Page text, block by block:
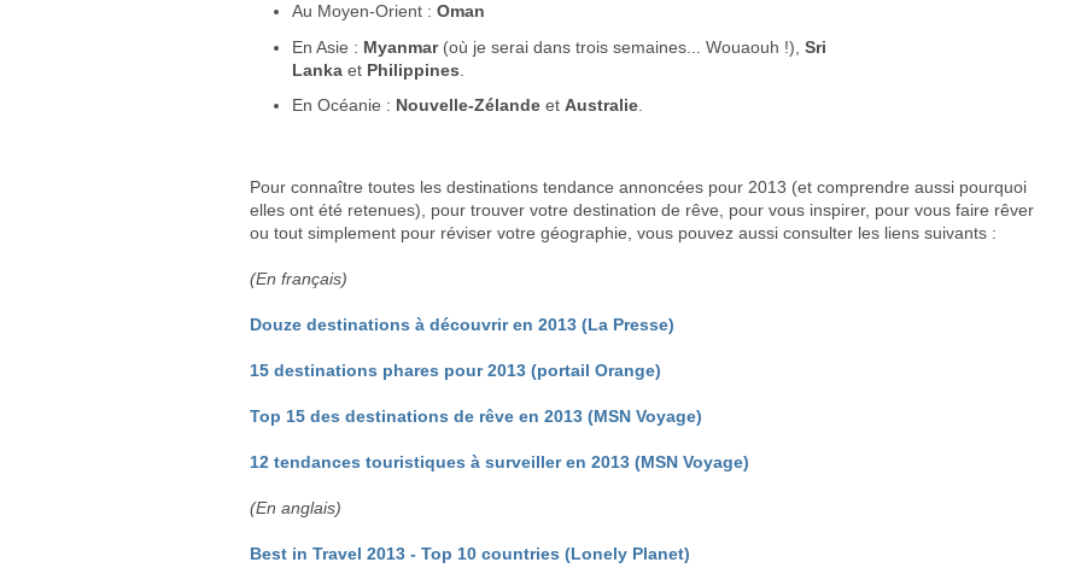
Au Moyen-Orient : Oman
En Asie : Myanmar (où je serai dans trois semaines... Wouaouh !), Sri
Lanka et Philippines
En Océanie : Nouvelle-Zélande et Australie.
Pour connaître toutes les destinations tendance annoncées pour 2013 (et comprendre aussi pourquoi
elles ont été retenues), pour trouver votre destination de rêve, pour vous inspirer, pour vous faire rêver
ou tout simplement pour réviser votre géographie, vous pouvez aussi consulter les liens suivants :
(En français)
Douze destinations à découvrir en 2013 (La Presse)
15 destinations phares pour 2013 (portail Orange)
Top 15 des destinations de rêve en 2013 (MSN Voyage)
12 tendances touristiques à surveiller en 2013 (MSN Voyage)
(En anglais)
Best in Travel 2013 - Top 10 countries (Lonely Planet)